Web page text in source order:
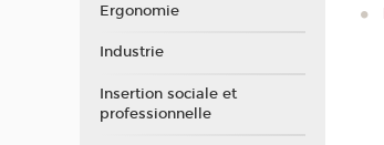
Ergonomie
Industrie
Insertion sociale et
professionnelle